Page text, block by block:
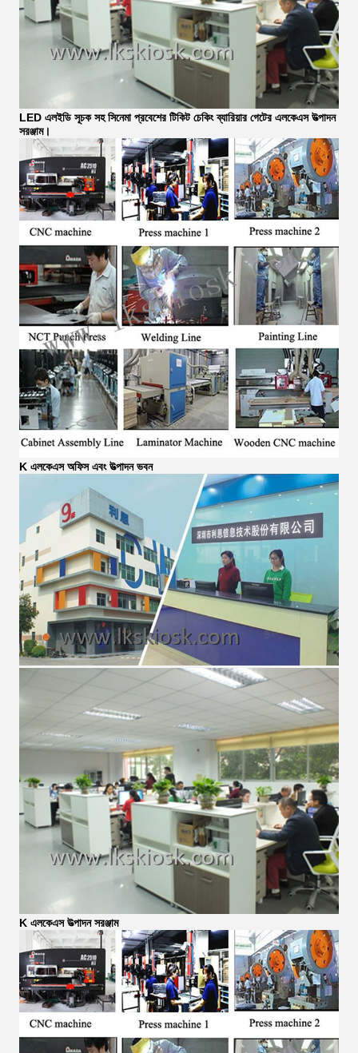
LED এলইডি সূচক সহ সিনেমা প্রবেশের টিকিট চেকিং ব্যারিয়ার গেটের এলকেএস উত্পাদন
সরঞ্জাম।
K এলকেএস অফিস এবং উত্পাদন ভবন
K এলকেএস উত্পাদন সরঞ্জাম